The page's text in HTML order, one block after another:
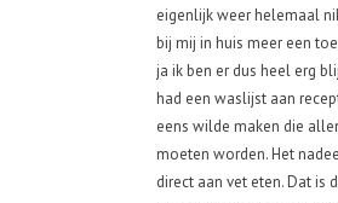
eigenlijk weer helemaal
bij mij in huis meer een
ja ik ben er dus heel erg
had een waslijst aan
eens wilde maken die
moeten worden. Het
direct aan vet eten. Dat is